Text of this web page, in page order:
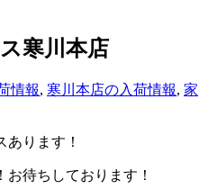
寒川本店
情報, 寒川本店の入荷情報, 家
ります！
待ちしております！